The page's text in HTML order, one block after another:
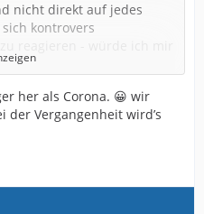
nicht direkt auf jedes
kontrovers
die gleiche Leier. Erst
her als Corona. 😀 wir
der Vergangenheit wird’s